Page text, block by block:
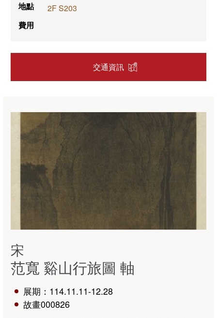
地點
2F S203
費用
交通資訊
宋
范寬 谿山行旅圖 軸
展期：114.11.11-12.28
故畫000826